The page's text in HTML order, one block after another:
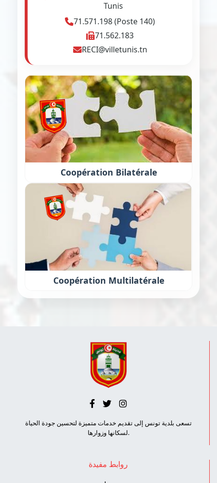
Tunis
71.571.198 (Poste 140)
71.562.183
RECI@villetunis.tn
Coopération Bilatérale
Coopération Multilatérale
تسعى بلدية تونس إلى تقديم خدمات متميزة لتحسين جودة الحياة
لسكانها وزوارها.
روابط مفيدة